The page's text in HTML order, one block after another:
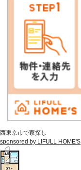
西東京市で家探し
sponsored by LIFULL HOME'S